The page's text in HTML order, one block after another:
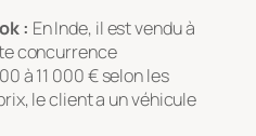
: En Inde, il est vendu à
concurrence
à 11 000 € selon les
le client a un véhicule